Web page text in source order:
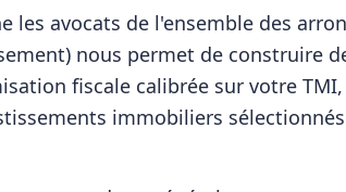
les avocats de l'ensemble des
nous permet de construire
fiscale calibrée sur votre
immobiliers